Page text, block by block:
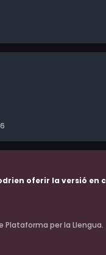
oferir la versió en
Plataforma per la Llengua.